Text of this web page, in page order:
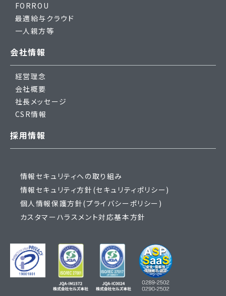
FORROU
最適給与クラウド
一人親方等
会社情報
経営理念
会社概要
社長メッセージ
CSR情報
採用情報
情報セキュリティへの取り組み
情報セキュリティ方針(セキュリティポリシー)
個人情報保護方針(プライバシーポリシー)
カスタマーハラスメント対応基本方針